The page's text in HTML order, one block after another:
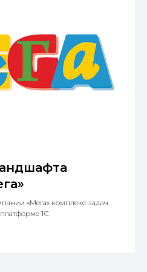
«Мега» комплекс задач
1С